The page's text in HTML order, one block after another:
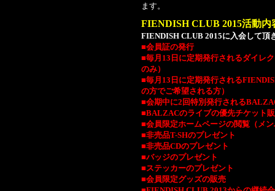
ます。
FIENDISH CLUB 2015活動内
FIENDISH CLUB 2015に入会して頂
■会員証の発行
■毎月13日に定期発行されるダイレ
のみ）
■毎月13日に定期発行される
の方でご希望される方）
■会期中に2回特別発行される
■BALZACのライブの優先チケット
■会員限定ホームページの閲覧（メ
■非売品T-SHのプレゼント
■非売品CDのプレゼント
■バッジのプレゼント
■ステッカーのプレゼント
■会員限定グッズの販売